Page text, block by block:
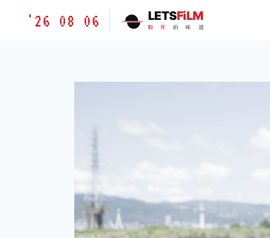
胶'26 08 06 LETSFiLM
胶 片 的 味 道